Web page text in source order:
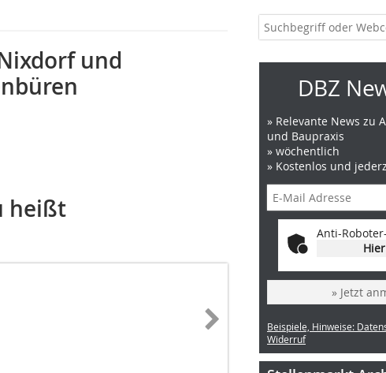
und
heißt
DBZ
» Relevante News zu
und Baupraxis
» wöchentlich
» Kostenlos und
Anti-
» Jetzt
Beispiele, Hinweise:
Widerruf